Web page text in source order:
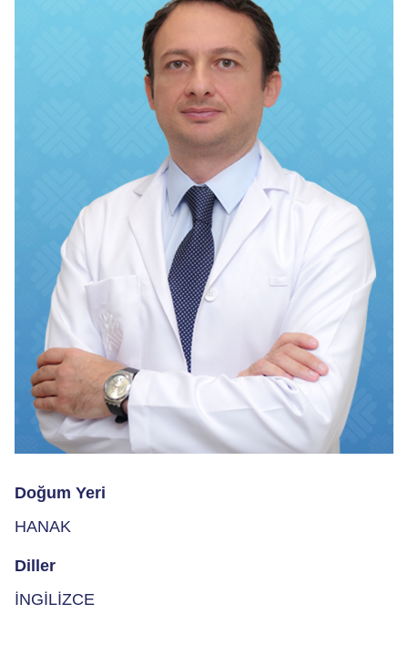
Doğum Yeri
HANAK
Diller
İNGİLİZCE